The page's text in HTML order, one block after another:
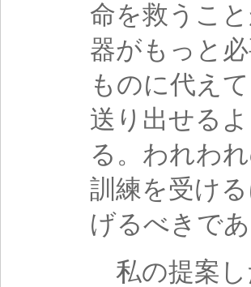
命を救うこ
器がもっと
ものに代え
送り出せる
る。われわ
訓練を受け
げるべきで
私の提案し